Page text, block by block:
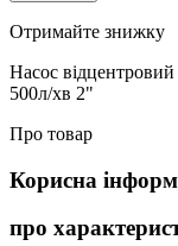
Отримайте знижку
Насос
500л/хв 2"
Про товар
Корисна
про